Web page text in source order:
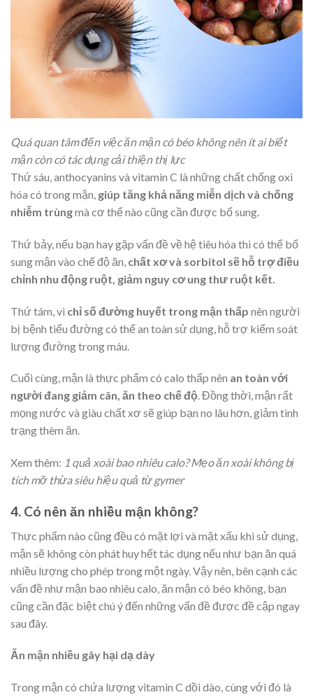
Quá quan tâm đến việc ăn mận có béo không nên ít ai biết
mận còn có tác dụng cải thiện thị lực
Thứ sáu, anthocyanins và vitamin C là những chất chống oxi
hóa có trong mận, giúp tăng khả năng miễn dịch và chống
nhiễm trùngmà cơ thể nào cũng cần được bổ sung.
Thứ bảy, nếu bạn hay gặp vấn đề về hệ tiêu hóa thì có thể bổ
sung mận vào chế độ ăn, chất xơ và sorbitol sẽ hỗ trợ điều
chỉnh nhu động ruột, giảm nguy cơ ung thư ruột kết.
Thứ tám, vì chỉ số đường huyết trong mận thấp nên người
bị bệnh tiểu đường có thể an toàn sử dụng, hỗ trợ kiểm soát
lượng đường trong máu.
Cuối cùng, mận là thực phẩm có calo thấp nên an toàn với
người đang giảm cân, ăn theo chế độ. Đồng thời, mận rất
mọng nước và giàu chất xơ sẽ giúp bạn no lâu hơn, giảm tình
trạng thèm ăn.
Xem thêm: 1 quả xoài bao nhiêu calo? Mẹo ăn xoài không bị
tích mỡ thừa siêu hiệu quả từ gymer
4. Có nên ăn nhiều mận không?
Thực phẩm nào cũng đều có mặt lợi và mặt xấu khi sử dụng,
mận sẽ không còn phát huy hết tác dụng nếu như bạn ăn quá
nhiều lượng cho phép trong một ngày. Vậy nên, bên cạnh các
vấn đề như mận bao nhiêu calo, ăn mận có béo không, bạn
cũng cần đặc biệt chú ý đến những vấn đề được đề cập ngay
sau đây.
Ăn mận nhiều gây hại dạ dày
Trong mận có chứa lượng vitamin C dồi dào, cùng với đó là